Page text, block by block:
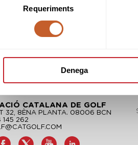
Requeriments
Denega
informació addicional
se li sol·licita la seva
dades identificatives
imatge sigui inclosa en els
CATALANA DE GOLF
32, 8ÈNA PLANTA. 08006 BCN
145 262